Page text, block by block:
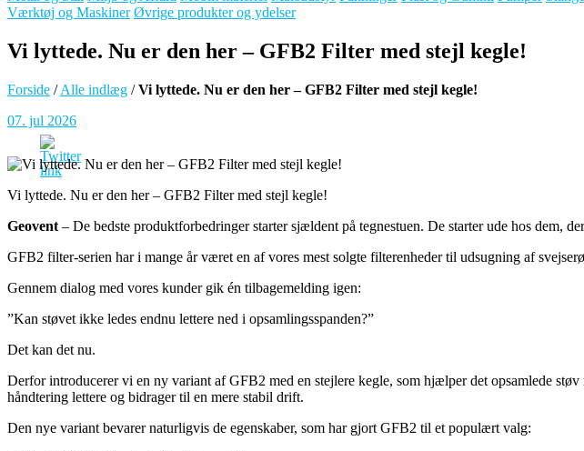
Værktøj og Maskiner Øvrige produkter og ydelser
Vi lyttede. Nu er den her – GFB2 Filter med stejl kegle!
Forside /Alle indlæg /Vi lyttede. Nu er den her – GFB2 Filter med stejl kegle!
07. jul 2026
Vi lyttede. Nu er den her – GFB2 Filter med stejl kegle!
Geovent – De bedste produktforbedringer starter sjældent på tegnestuen. De starter ude hos dem,
GFB2 filter-serien har i mange år været en af vores mest solgte filterenheder til udsugning af
Gennem dialog med vores kunder gik én tilbagemelding igen:
”Kan støvet ikke ledes endnu lettere ned i opsamlingsspanden?”
Det kan det nu.
Derfor introducerer vi en ny variant af GFB2 med en stejlere kegle, som hjælper det opsamlede
håndtering lettere og bidrager til en mere stabil drift.
Den nye variant bevarer naturligvis de egenskaber, som har gjort GFB2 til et populært valg: